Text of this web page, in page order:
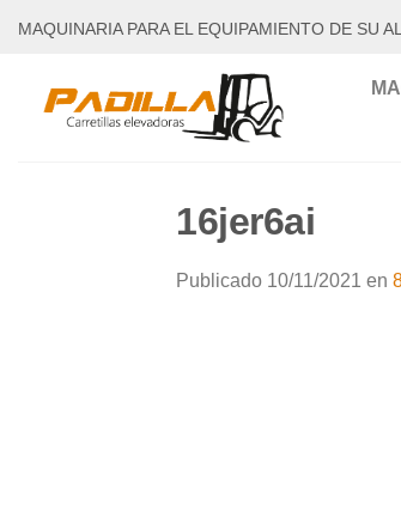
MAQUINARIA PARA EL EQUIPAMIENTO DE SU
16jer6ai
Publicado 10/11/2021 en